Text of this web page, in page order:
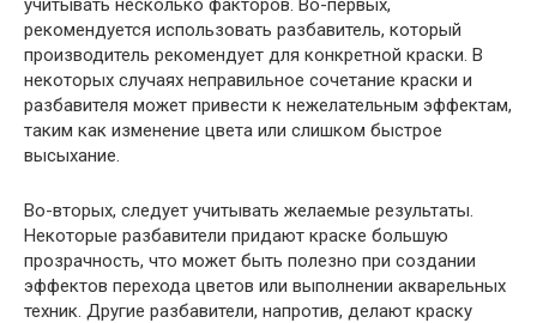
рекомендуется использовать разбавитель, который
производитель рекомендует для конкретной краски. В
некоторых случаях неправильное сочетание краски и
разбавителя может привести к нежелательным эффектам,
таким как изменение цвета или слишком быстрое
высыхание.
Во-вторых, следует учитывать желаемые результаты.
Некоторые разбавители придают краске большую
прозрачность, что может быть полезно при создании
эффектов перехода цветов или выполнении акварельных
техник. Другие разбавители, напротив, делают краску